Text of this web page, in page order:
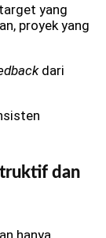
yang
proyek yang
dari
dan
hanya